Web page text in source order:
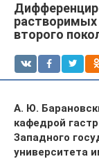
растворимых
второго
А. Ю.
кафедрой
Западного
университета